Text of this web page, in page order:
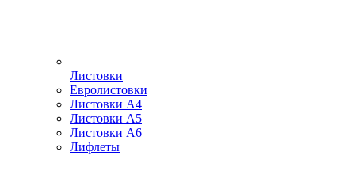
Листовки
Евролистовки
Листовки А4
Листовки А5
Листовки А6
Лифлеты